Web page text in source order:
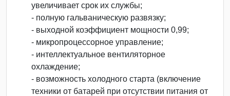
увеличивает срок их службы;
- полную гальваническую развязку;
- выходной коэффициент мощности 0,99;
- микропроцессорное управление;
- интеллектуальное вентиляторное
охлаждение;
- возможность холодного старта (включение
техники от батарей при отсутствии питания от